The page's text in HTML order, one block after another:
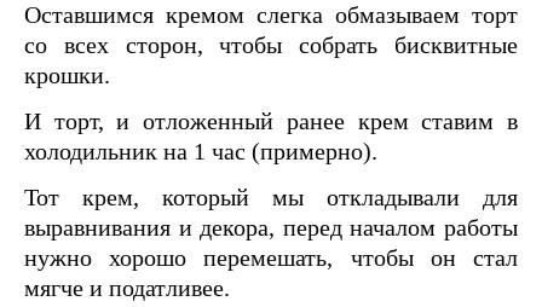
Оставшимся кремом слегка обмазываем торт
со всех сторон, чтобы собрать бисквитные
крошки.
И торт, и отложенный ранее крем ставим в
холодильник на 1 час (примерно).
Тот крем, который мы откладывали для
выравнивания и декора, перед началом работы
нужно хорошо перемешать, чтобы он стал
мягче и податливее.